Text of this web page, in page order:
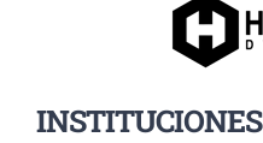
INSTITUCIONES